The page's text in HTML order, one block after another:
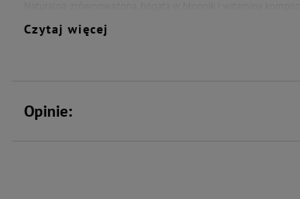
Składniki analityczne:
Czytaj więcej
Opinie: